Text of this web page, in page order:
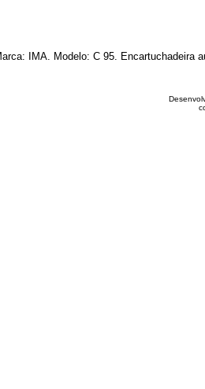
IMA. Modelo: C 95. Encartuchadeira